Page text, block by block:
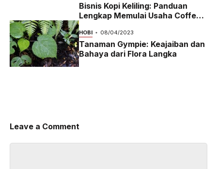
Bisnis Kopi Keliling: Panduan
Lengkap Memulai Usaha Coffee
Bike yang Menguntungkan di
2024
HOBI 08/04/2023
Tanaman Gympie: Keajaiban dan
Bahaya dari Flora Langka
Leave a Comment